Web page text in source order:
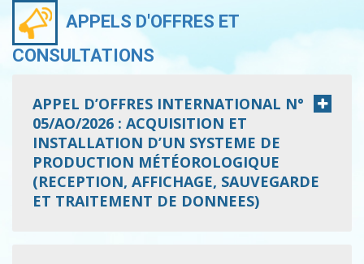
APPELS D'OFFRES ET
CONSULTATIONS
APPEL D’OFFRES INTERNATIONAL N°
05/AO/2026 : ACQUISITION ET
INSTALLATION D’UN SYSTEME DE
PRODUCTION MÉTÉOROLOGIQUE
(RECEPTION, AFFICHAGE, SAUVEGARDE
ET TRAITEMENT DE DONNEES)